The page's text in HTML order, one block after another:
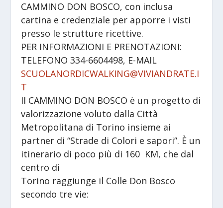
CAMMINO DON BOSCO, con inclusa
cartina e credenziale per apporre i visti
presso le strutture ricettive.
PER INFORMAZIONI E PRENOTAZIONI:
TELEFONO 334-6604498, E-MAIL
SCUOLANORDICWALKING@VIVIANDRATE.I
T
Il CAMMINO DON BOSCO è un progetto di
valorizzazione voluto dalla Città
Metropolitana di Torino insieme ai
partner di “Strade di Colori e sapori”. È un
itinerario di poco più di 160 KM, che dal
centro di
Torino raggiunge il Colle Don Bosco
secondo tre vie: